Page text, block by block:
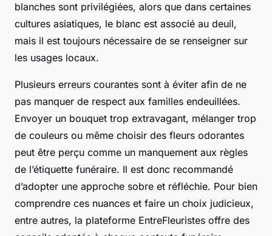
blanches sont privilégiées, alors que dans certaines
cultures asiatiques, le blanc est associé au deuil,
mais il est toujours nécessaire de se renseigner sur
les usages locaux.
Plusieurs erreurs courantes sont à éviter afin de ne
pas manquer de respect aux familles endeuillées.
Envoyer un bouquet trop extravagant, mélanger trop
de couleurs ou même choisir des fleurs odorantes
peut être perçu comme un manquement aux règles
de l’étiquette funéraire. Il est donc recommandé
d’adopter une approche sobre et réfléchie. Pour bien
comprendre ces nuances et faire un choix judicieux,
entre autres, la plateforme EntreFleuristes offre des